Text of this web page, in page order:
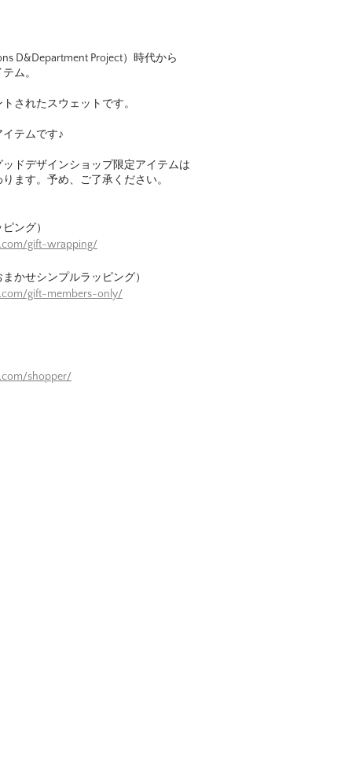
D&Department Project）時代から
ム。
されたスウェットです。
テムです♪
ドデザインショップ限定アイテムは
ます。予め、ご了承ください。
ング）
gift-wrapping/
かせシンプルラッピング）
gift-members-only/
shopper/